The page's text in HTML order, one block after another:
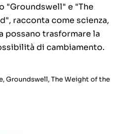
"Groundswell" e "The
racconta come scienza,
possano trasformare la
di cambiamento.
,Groundswell,The Weight of the